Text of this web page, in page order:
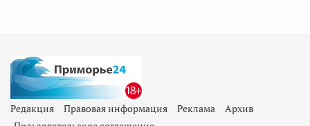
Редакция Правовая информация Реклама
Архив